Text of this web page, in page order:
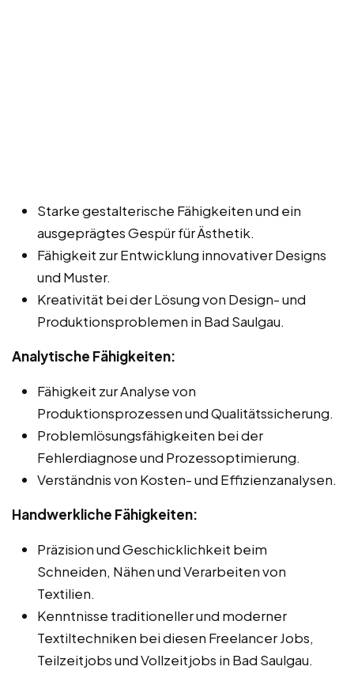
Starke gestalterische Fähigkeiten und ein
ausgeprägtes Gespür für Ästhetik.
Fähigkeit zur Entwicklung innovativer Designs
und Muster.
Kreativität bei der Lösung von Design- und
Produktionsproblemen in Bad Saulgau.
Analytische Fähigkeiten:
Fähigkeit zur Analyse von
Produktionsprozessen und Qualitätssicherung.
Problemlösungsfähigkeiten bei der
Fehlerdiagnose und Prozessoptimierung.
Verständnis von Kosten- und Effizienzanalysen.
Handwerkliche Fähigkeiten:
Präzision und Geschicklichkeit beim
Schneiden, Nähen und Verarbeiten von
Textilien.
Kenntnisse traditioneller und moderner
Textiltechniken bei diesen Freelancer Jobs,
Teilzeitjobs und Vollzeitjobs in Bad Saulgau.